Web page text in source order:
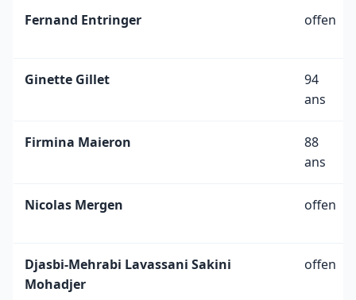
Fernand Entringer offen
Ginette Gillet
94
ans
Firmina Maieron
88
ans
Nicolas Mergen offen
Djasbi-Mehrabi Lavassani Sakini
Mohadjer
offen